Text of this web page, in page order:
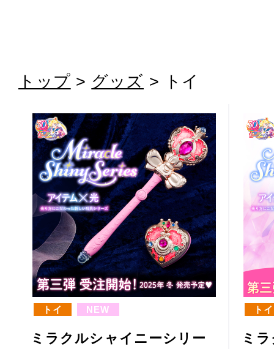
トップ > グッズ > トイ
トイ NEW
ミラクルシャイニーシリー
トイ
ミ